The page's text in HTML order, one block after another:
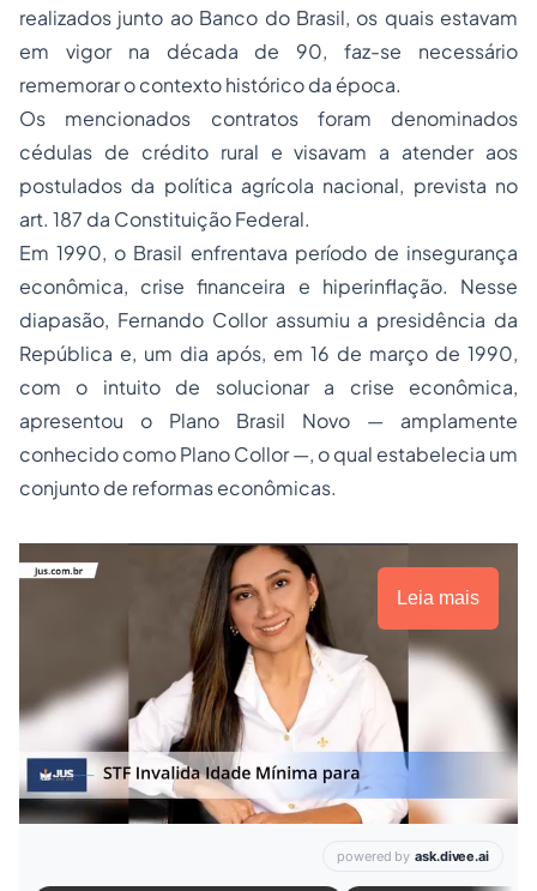
realizados junto ao Banco do Brasil, os quais estavam
em vigor na década de 90, faz-se necessário
rememorar o contexto histórico da época.
Os mencionados contratos foram denominados
cédulas de crédito rural e visavam a atender aos
postulados da política agrícola nacional, prevista no
art. 187 da Constituição Federal.
Em 1990, o Brasil enfrentava período de insegurança
econômica, crise financeira e hiperinflação. Nesse
diapasão, Fernando Collor assumiu a presidência da
República e, um dia após, em 16 de março de 1990,
com o intuito de solucionar a crise econômica,
apresentou o Plano Brasil Novo — amplamente
conhecido como Plano Collor —, o qual estabelecia um
conjunto de reformas econômicas.
Leia mais